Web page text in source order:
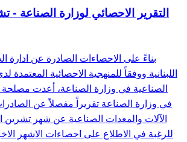
اللبنانية ووفقاً للمنهجية الاحصائية
الصناعية في وزارة الصناعة، أعدت مصلحة
في وزارة الصناعة تقريراً مفصلاً عن
للرغبة في الاطلاع على احصاءات الاشهر